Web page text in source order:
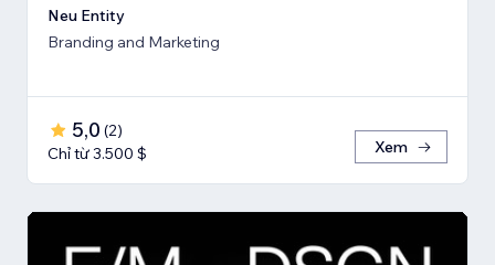
Neu Entity
Branding and Marketing
5,0 (2)
Chỉ từ 3.500 $
Xem